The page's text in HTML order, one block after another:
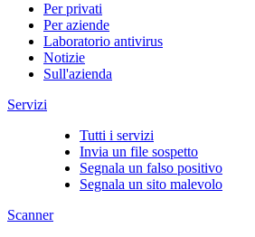
Per privati
Per aziende
Laboratorio antivirus
Notizie
Sull'azienda
Servizi
Tutti i servizi
Invia un file sospetto
Segnala un falso positivo
Segnala un sito malevolo
Scanner